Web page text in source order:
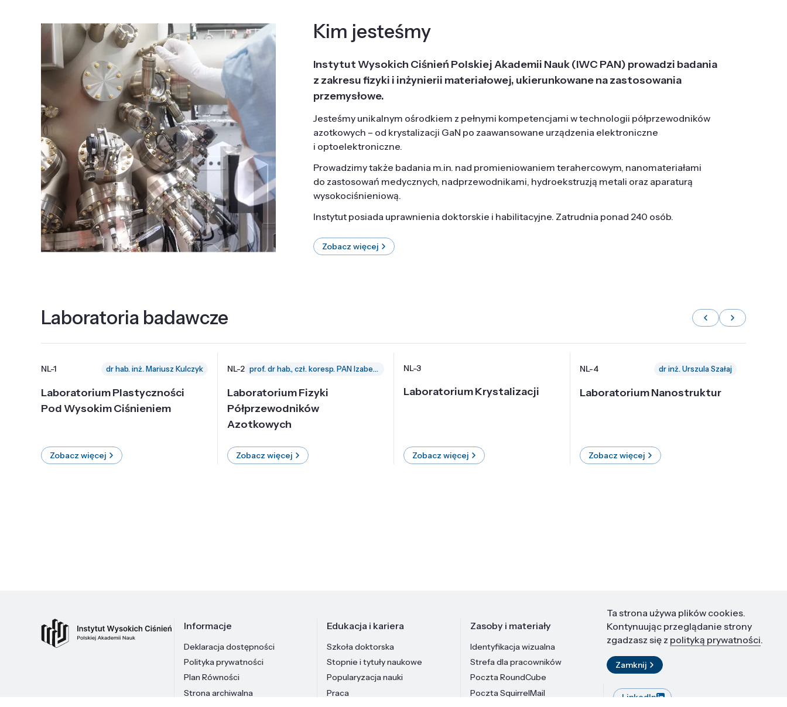
Kim jesteśmy
Instytut Wysokich Ciśnień Polskiej Akademii Nauk (IWC PAN) prowadzi badania
z zakresu fizyki i inżynierii materiałowej, ukierunkowane na zastosowania
przemysłowe.
Jesteśmy unikalnym ośrodkiem z pełnymi kompetencjami w technologii półprzewodników
azotkowych – od krystalizacji GaN po zaawansowane urządzenia elektroniczne
i optoelektroniczne.
Prowadzimy także badania m.in. nad promieniowaniem terahercowym, nanomateriałami
do zastosowań medycznych, nadprzewodnikami, hydroekstruzją metali oraz aparaturą
wysokociśnieniową.
Instytut posiada uprawnienia doktorskie i habilitacyjne. Zatrudnia ponad 240 osób.
Zobacz więcej
Laboratoria badawcze
NL-1 dr hab. inż. Mariusz Kulczyk
Laboratorium Plastyczności
Pod Wysokim Ciśnieniem
Zobacz więcej
NL-2 prof. dr hab., czł. koresp. PAN Izabella Grzegory
Laboratorium Fizyki
Półprzewodników
Azotkowych
Zobacz więcej
NL-3
Laboratorium Krystalizacji
Zobacz więcej
NL-4 dr inż. Urszula Szałaj
Laboratorium Nanostruktur
Zobacz więcej
Informacje
Deklaracja dostępności
Polityka prywatności
Plan Równości
Strona archiwalna
Edukacja i kariera
Szkoła doktorska
Stopnie i tytuły naukowe
Popularyzacja nauki
Praca
Zasoby i materiały
Identyfikacja wizualna
Strefa dla pracowników
Poczta RoundCube
Poczta SquirrelMail
Kontakt
Instytut Wysokich Ciśnień PAN
ul. Sokołowska 29/37
01-142 Warszawa
LinkedIn
Ta strona używa plików cookies.
Kontynuując przeglądanie strony
zgadzasz się z polityką prywatności.
Zamknij